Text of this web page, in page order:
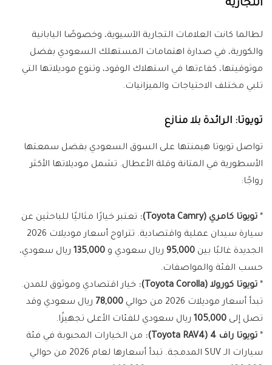
التجارية
لطالما كانت العلامات التجارية الآسيوية، وخصوصًا اليابانية
والكورية، في صدارة اهتمامات المستهلك السعودي بفضل
موثوقيتها، كفاءتها في استهلاك الوقود، وتنوع موديلاتها التي
تلبي مختلف الاحتياجات والميزانيات.
تويوتا: الرائدة بلا منازع
تواصل تويوتا هيمنتها على السوق السعودي بفضل سمعتها
الأسطورية في المتانة وقلة الأعطال. تشمل موديلاتها الأكثر
رواجًا:
* تويوتا كامري (Toyota Camry):
تعتبر خيارًا مثاليًا للباحثين عن
سيارة سيدان عملية واقتصادية. تتراوح أسعار موديلات 2026
الجديدة غالبًا بين 95,000 ريال سعودي و 135,000 ريال سعودي،
حسب الفئة والمواصفات.
* تويوتا كورولا (Toyota Corolla):
خيار اقتصادي وموثوق للمدن.
تبدأ أسعار موديلات 2026 من حوالي
78,000 ريال سعودي وقد
تصل إلى 105,000 ريال سعودي للفئات الأعلى تجهيزًا.
* تويوتا راف 4 (Toyota RAV4):
من الخيارات المحبوبة في فئة
سيارات الـ SUV المدمجة. تبدأ أسعارها لعام 2026 من حوالي